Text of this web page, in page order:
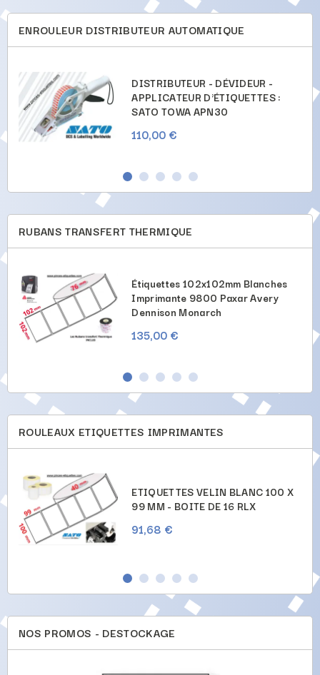
ENROULEUR DISTRIBUTEUR AUTOMATIQUE
DISTRIBUTEUR - DÉVIDEUR -
APPLICATEUR D'ÉTIQUETTES :
SATO TOWA APN30
110,00 €
RUBANS TRANSFERT THERMIQUE
Étiquettes 102x102mm Blanches
Imprimante 9800 Paxar Avery
Dennison Monarch
135,00 €
ROULEAUX ETIQUETTES IMPRIMANTES
ETIQUETTES VELIN BLANC 100 X
99 MM - BOITE DE 16 RLX
91,68 €
NOS PROMOS - DESTOCKAGE